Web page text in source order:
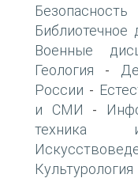
Библиотечное
Военные
Геология -
России -
и СМИ -
техника
Культурология